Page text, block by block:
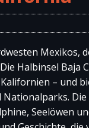
Mexikos,
Halbinsel Baja
– und
Seelöwen